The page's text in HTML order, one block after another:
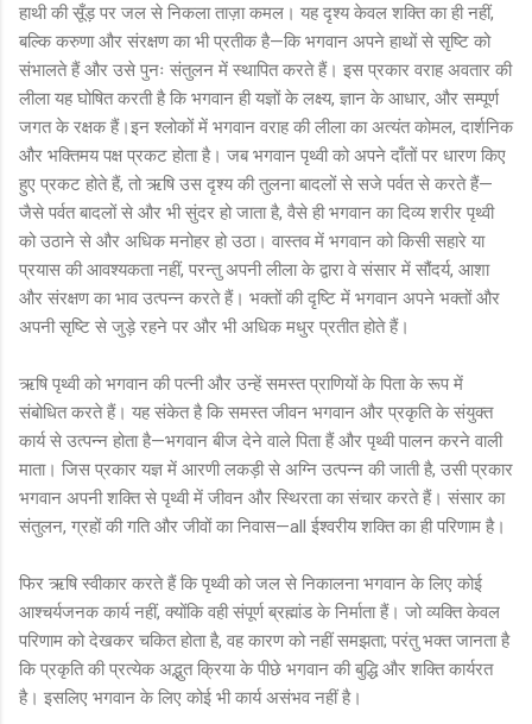
हाथी की सूँड़ पर जल से निकला ताज़ा कमल। यह दृश्य केवल शक्ति का ही नहीं,
बल्कि करुणा और संरक्षण का भी प्रतीक है—कि भगवान अपने हाथों से सृष्टि को
संभालते हैं और उसे पुनः संतुलन में स्थापित करते हैं। इस प्रकार वराह अवतार की
लीला यह घोषित करती है कि भगवान ही यज्ञों के लक्ष्य, ज्ञान के आधार, और सम्पूर्ण
जगत के रक्षक हैं।इन श्लोकों में भगवान वराह की लीला का अत्यंत कोमल, दार्शनिक
और भक्तिमय पक्ष प्रकट होता है। जब भगवान पृथ्वी को अपने दाँतों पर धारण किए
हुए प्रकट होते हैं, तो ऋषि उस दृश्य की तुलना बादलों से सजे पर्वत से करते हैं—
जैसे पर्वत बादलों से और भी सुंदर हो जाता है, वैसे ही भगवान का दिव्य शरीर पृथ्वी
को उठाने से और अधिक मनोहर हो उठा। वास्तव में भगवान को किसी सहारे या
प्रयास की आवश्यकता नहीं, परन्तु अपनी लीला के द्वारा वे संसार में सौंदर्य, आशा
और संरक्षण का भाव उत्पन्न करते हैं। भक्तों की दृष्टि में भगवान अपने भक्तों और
अपनी सृष्टि से जुड़े रहने पर और भी अधिक मधुर प्रतीत होते हैं।
ऋषि पृथ्वी को भगवान की पत्नी और उन्हें समस्त प्राणियों के पिता के रूप में
संबोधित करते हैं। यह संकेत है कि समस्त जीवन भगवान और प्रकृति के संयुक्त
कार्य से उत्पन्न होता है—भगवान बीज देने वाले पिता हैं और पृथ्वी पालन करने वाली
माता। जिस प्रकार यज्ञ में आरणी लकड़ी से अग्नि उत्पन्न की जाती है, उसी प्रकार
भगवान अपनी शक्ति से पृथ्वी में जीवन और स्थिरता का संचार करते हैं। संसार का
संतुलन, ग्रहों की गति और जीवों का निवास—all ईश्वरीय शक्ति का ही परिणाम है।
फिर ऋषि स्वीकार करते हैं कि पृथ्वी को जल से निकालना भगवान के लिए कोई
आश्चर्यजनक कार्य नहीं, क्योंकि वही संपूर्ण ब्रह्मांड के निर्माता हैं। जो व्यक्ति केवल
परिणाम को देखकर चकित होता है, वह कारण को नहीं समझता; परंतु भक्त जानता है
कि प्रकृति की प्रत्येक अद्भुत क्रिया के पीछे भगवान की बुद्धि और शक्ति कार्यरत
है। इसलिए भगवान के लिए कोई भी कार्य असंभव नहीं है।